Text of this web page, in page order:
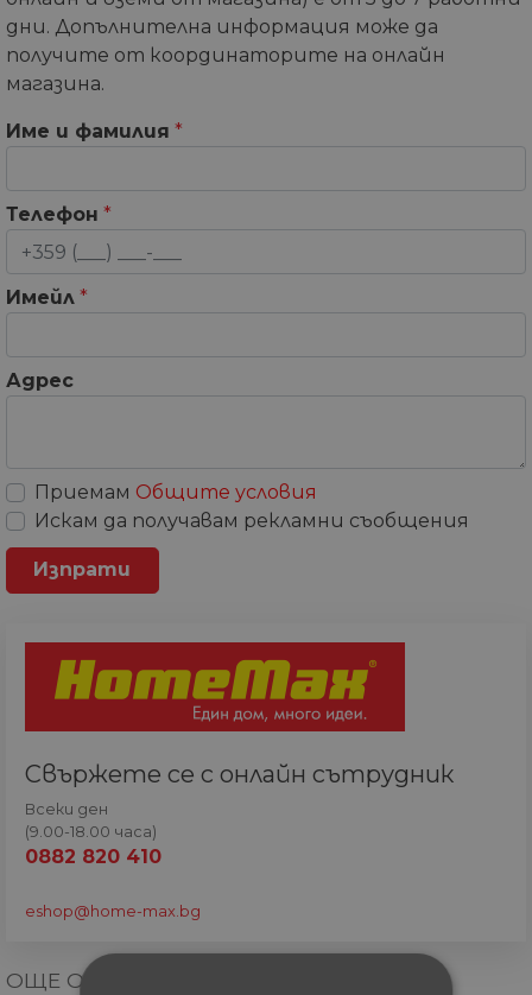
дни. Допълнителна информация може да
получите от координаторите на онлайн
магазина.
Име и фамилия *
Телефон *
Имейл *
Адрес
Приемам Общите условия
Искам да получавам рекламни съобщения
Свържете се с онлайн сътрудник
Всеки ден
(9.00-18.00 часа)
0882 820 410
eshop@home-max.bg
ОЩЕ ОТ КАТЕГОРИЯТА